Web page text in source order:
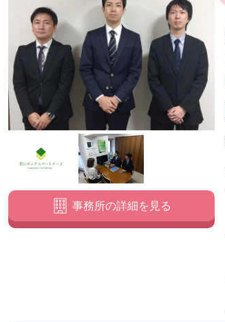
事務所の詳細を見る